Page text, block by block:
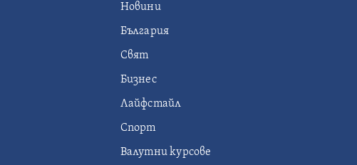
Новини
България
Свят
Бизнес
Лайфстайл
Спорт
Валутни курсове